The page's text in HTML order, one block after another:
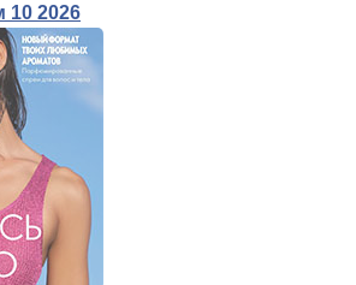
10 2026